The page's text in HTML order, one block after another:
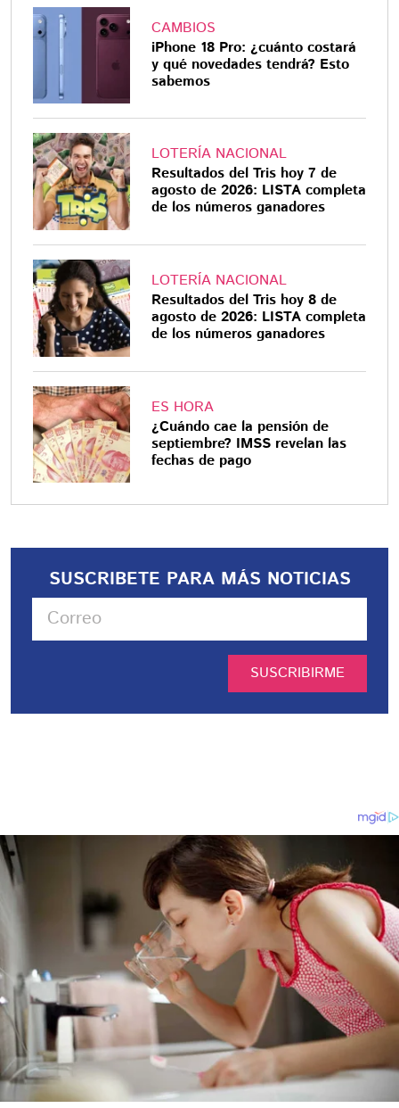
CAMBIOS
iPhone 18 Pro: ¿cuánto costará
y qué novedades tendrá? Esto
sabemos
LOTERÍA NACIONAL
Resultados del Tris hoy 7 de
agosto de 2026: LISTA completa
de los números ganadores
LOTERÍA NACIONAL
Resultados del Tris hoy 8 de
agosto de 2026: LISTA completa
de los números ganadores
ES HORA
¿Cuándo cae la pensión de
septiembre? IMSS revelan las
fechas de pago
SUSCRIBETE PARA MÁS NOTICIAS
SUSCRIBIRME